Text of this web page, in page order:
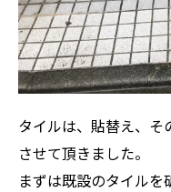
タイルは、貼替え、そ
させて頂きました。
まずは既設のタイルを